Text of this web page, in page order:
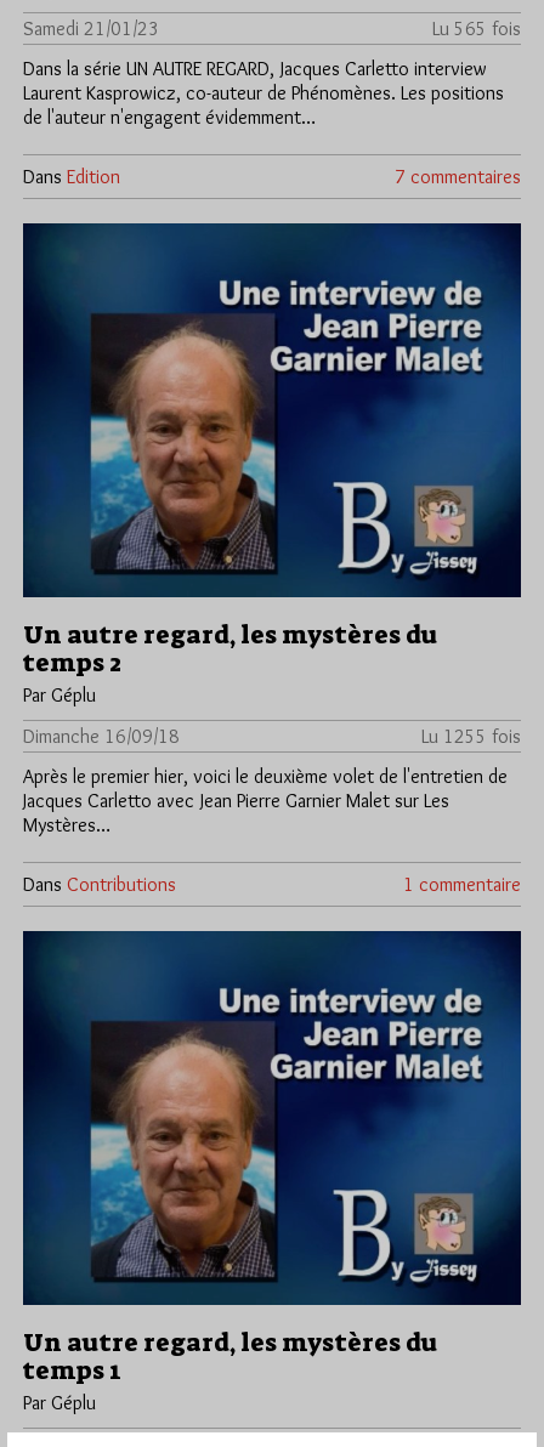
Samedi 21/01/23
Lu 565 fois
Dans la série UN AUTRE REGARD, Jacques Carletto interview
Laurent Kasprowicz, co-auteur de Phénomènes. Les positions
de l'auteur n'engagent évidemment…
Dans Edition 7 commentaires
Un autre regard, les mystères du
temps 2
Par Géplu
Dimanche 16/09/18
Lu 1255 fois
Après le premier hier, voici le deuxième volet de l'entretien de
Jacques Carletto avec Jean Pierre Garnier Malet sur Les
Mystères…
Dans Contributions 1 commentaire
Un autre regard, les mystères du
temps 1
Par Géplu